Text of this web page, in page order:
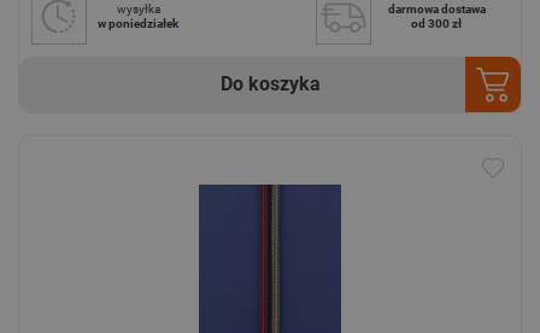
wysyłka
w poniedziałek
darmowa dostawa
od 300 zł
Do koszyka